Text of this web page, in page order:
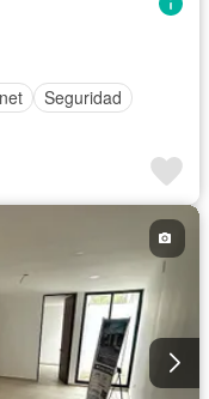
Seguridad